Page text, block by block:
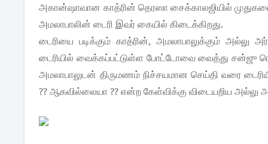
அகான்ஷாவான காத்ரின் தெரஸா சைக்காலஜியில்
அமலாபாலின் டைரி இவர் கையில் கிடைக்கிறது.
டைரியை படிக்கும் காத்ரின், அமலாபாலுக்கும் அல்லு
டைரியில் வைக்கப்பட்டுள்ள போட்டோவை வைத்து சன்ஜு
அமலாபாலுடன் திருமணம் நிச்சயமான செய்தி வரை
?? ஆகவில்லையா ?? என்ற கேள்விக்கு விடையறிய அல்லு